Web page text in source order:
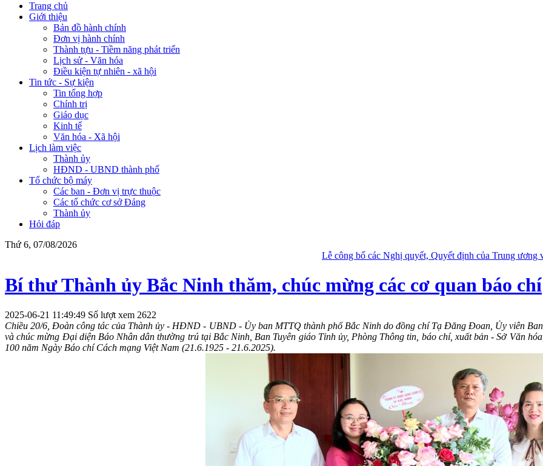
Trang chủ
Giới thiệu
Bản đồ hành chính
Đơn vị hành chính
Thành tựu - Tiềm năng phát triển
Lịch sử - Văn hóa
Điều kiện tự nhiên - xã hội
Tin tức - Sự kiện
Tin tổng hợp
Chính trị
Giáo dục
Kinh tế
Văn hóa - Xã hội
Lịch làm việc
Thành ủy
HĐND - UBND thành phố
Tổ chức bộ máy
Các ban - Đơn vị trực thuộc
Các tổ chức cơ sở Đảng
Thành ủy
Hỏi đáp
Thứ 6, 07/08/2026
Lễ công bố các Nghị quyết, Quyết định của Trung ương và địa
Bí thư Thành ủy Bắc Ninh thăm, chúc mừng các cơ quan báo chí
2025-06-21 11:49:49 Số lượt xem 2622
Chiều 20/6, Đoàn công tác của Thành ủy - HĐND - UBND - Ủy ban MTTQ thành phố Bắc Ninhdođồng chí Tạ Đăng Đoan , Ủy viên
và chúc mừng Đại diện Báo Nhân dân thường trú tại Bắc Ninh , Ban Tuyên giáo Tỉnh ủy, Phòng Thông tin, báo chí, xuất bản - Sở Văn
100 năm Ngày Báo chí Cách mạng Việt Nam (21.6.1925 - 21.6.2025).